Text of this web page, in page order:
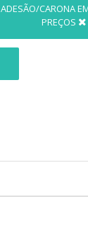
ADESÃO/CARONA
PREÇOS